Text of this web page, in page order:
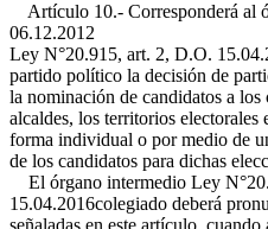
Artículo 10.- Corresponderá al
06.12.2012
Ley N°20.915, art. 2, D.O.
partido político la decisión de
la nominación de candidatos a
alcaldes, los territorios electorales
forma individual o por medio de
de los candidatos para dichas
El órgano intermedio Ley
15.04.2016colegiado deberá
señaladas en este artículo,